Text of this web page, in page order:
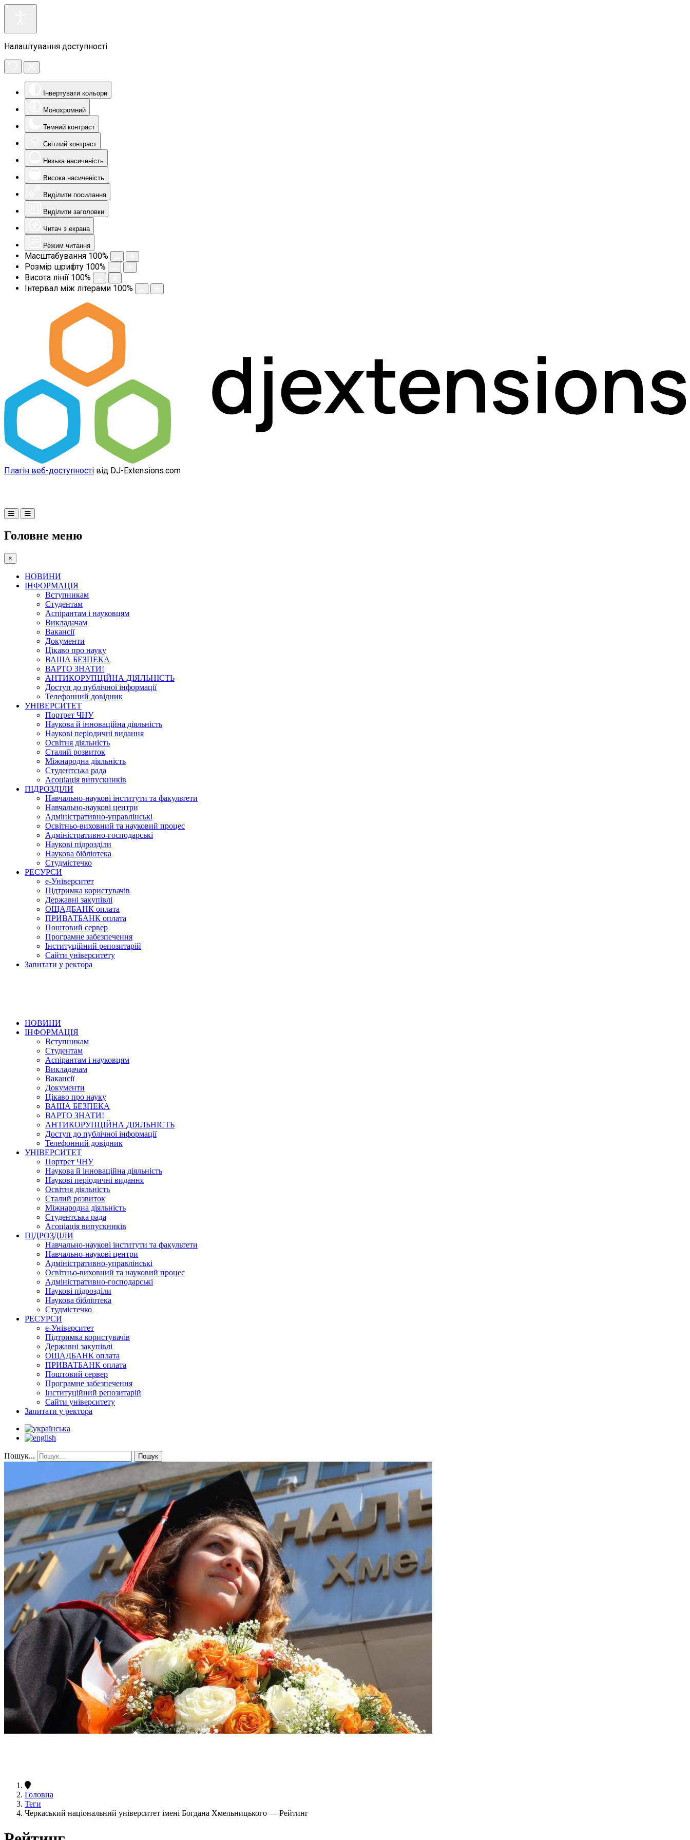
Налаштування доступності
Інвертувати кольори
Монохромний
Темний контраст
Світлий контраст
Низька насиченість
Висока насиченість
Виділити посилання
Виділити заголовки
Читач з екрана
Режим читання
Масштабування 100%
Розмір шрифту 100%
Висота лінії 100%
Інтервал між літерами 100%
Плагін веб-доступності від DJ-Extensions.com
Головне меню
×
НОВИНИ
ІНФОРМАЦІЯ
Вступникам
Студентам
Аспірантам і науковцям
Викладачам
Вакансії
Документи
Цікаво про науку
ВАША БЕЗПЕКА
ВАРТО ЗНАТИ!
АНТИКОРУПЦІЙНА ДІЯЛЬНІСТЬ
Доступ до публічної інформації
Телефонний довідник
УНІВЕРСИТЕТ
Портрет ЧНУ
Наукова й інноваційна діяльність
Наукові періодичні видання
Освітня діяльність
Сталий розвиток
Міжнародна діяльність
Студентська рада
Асоціація випускників
ПІДРОЗДІЛИ
Навчально-наукові інститути та факультети
Навчально-наукові центри
Адміністративно-управлінські
Освітньо-виховний та науковий процес
Адміністративно-господарські
Наукові підрозділи
Наукова бібліотека
Студмістечко
РЕСУРСИ
е-Університет
Підтримка користувачів
Державні закупівлі
ОЩАДБАНК оплата
ПРИВАТБАНК оплата
Поштовий сервер
Програмне забезпечення
Інституційний репозитарій
Сайти університету
Запитати у ректора
НОВИНИ
ІНФОРМАЦІЯ
Вступникам
Студентам
Аспірантам і науковцям
Викладачам
Вакансії
Документи
Цікаво про науку
ВАША БЕЗПЕКА
ВАРТО ЗНАТИ!
АНТИКОРУПЦІЙНА ДІЯЛЬНІСТЬ
Доступ до публічної інформації
Телефонний довідник
УНІВЕРСИТЕТ
Портрет ЧНУ
Наукова й інноваційна діяльність
Наукові періодичні видання
Освітня діяльність
Сталий розвиток
Міжнародна діяльність
Студентська рада
Асоціація випускників
ПІДРОЗДІЛИ
Навчально-наукові інститути та факультети
Навчально-наукові центри
Адміністративно-управлінські
Освітньо-виховний та науковий процес
Адміністративно-господарські
Наукові підрозділи
Наукова бібліотека
Студмістечко
РЕСУРСИ
е-Університет
Підтримка користувачів
Державні закупівлі
ОЩАДБАНК оплата
ПРИВАТБАНК оплата
Поштовий сервер
Програмне забезпечення
Інституційний репозитарій
Сайти університету
Запитати у ректора
Пошук... Пошук
Головна
Теги
Черкаський національний університет імені Богдана Хмельницького — Рейтинг